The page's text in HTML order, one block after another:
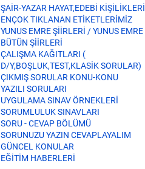
ŞAİR-YAZAR HAYAT,EDEBİ KİŞİLİKLERİ
ENÇOK TIKLANAN ETİKETLERİMİZ
YUNUS EMRE ŞİİRLERİ / YUNUS EMRE
BÜTÜN ŞİİRLERİ
ÇALIŞMA KAĞITLARI (
D/Y,BOŞLUK,TEST,KLASİK SORULAR)
ÇIKMIŞ SORULAR KONU-KONU
YAZILI SORULARI
UYGULAMA SINAV ÖRNEKLERİ
SORUMLULUK SINAVLARI
SORU - CEVAP BÖLÜMÜ
SORUNUZU YAZIN CEVAPLAYALIM
GÜNCEL KONULAR
EĞİTİM HABERLERİ